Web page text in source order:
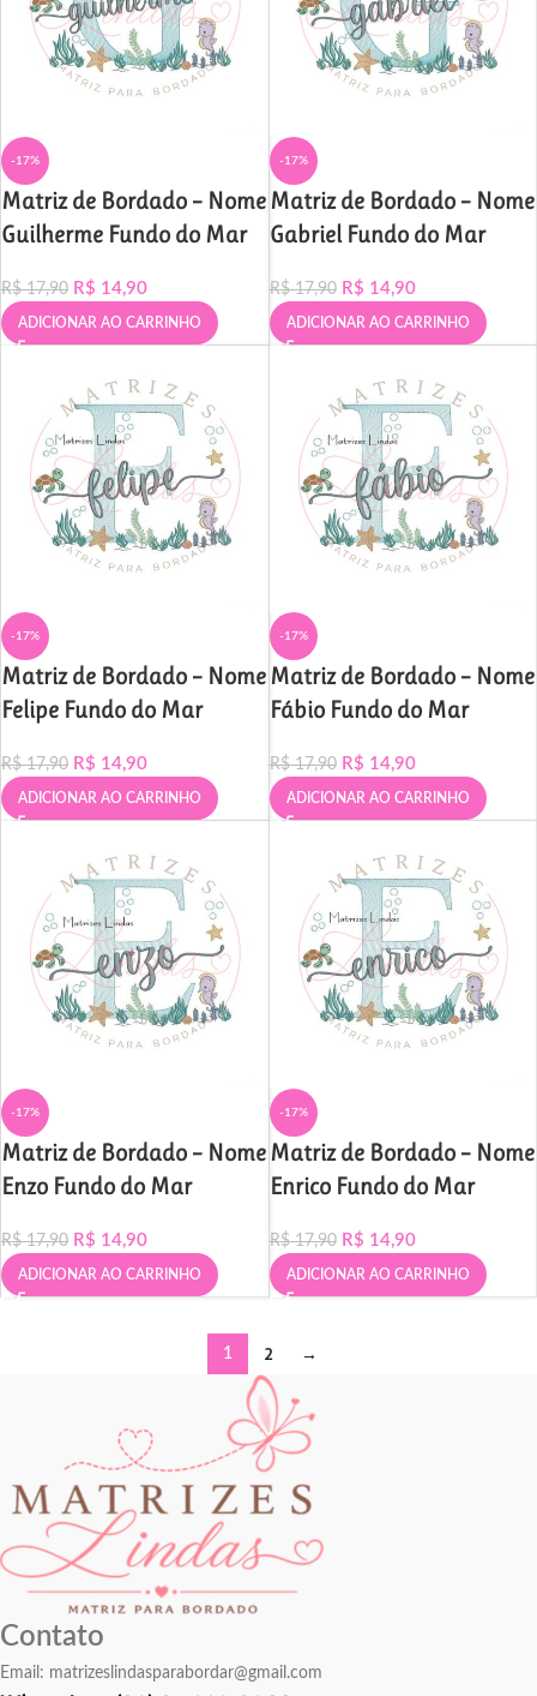
-17%
Matriz de Bordado – Nome
Guilherme Fundo do Mar
R$17,90 R$ 14,90
ADICIONAR AO CARRINHO
-17%
Matriz de Bordado – Nome
Gabriel Fundo do Mar
R$17,90 R$ 14,90
ADICIONAR AO CARRINHO
-17%
Matriz de Bordado – Nome
Felipe Fundo do Mar
R$17,90 R$ 14,90
ADICIONAR AO CARRINHO
-17%
Matriz de Bordado – Nome
Fábio Fundo do Mar
R$17,90 R$ 14,90
ADICIONAR AO CARRINHO
-17%
Matriz de Bordado – Nome
Enzo Fundo do Mar
R$17,90 R$ 14,90
ADICIONAR AO CARRINHO
-17%
Matriz de Bordado – Nome
Enrico Fundo do Mar
R$17,90 R$ 14,90
ADICIONAR AO CARRINHO
1 2 →
Contato
Email: matrizeslindasparabordar@gmail.com